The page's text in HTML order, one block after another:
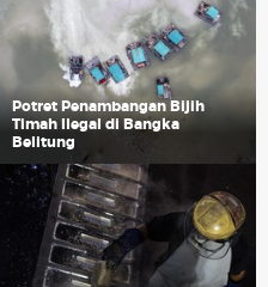
Potret Penambangan Bijih
Timah Ilegal di Bangka
Belitung